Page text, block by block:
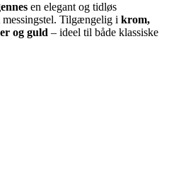
en elegant og tidløs
Tilgængelig i krom,
og guld – ideel til både klassiske